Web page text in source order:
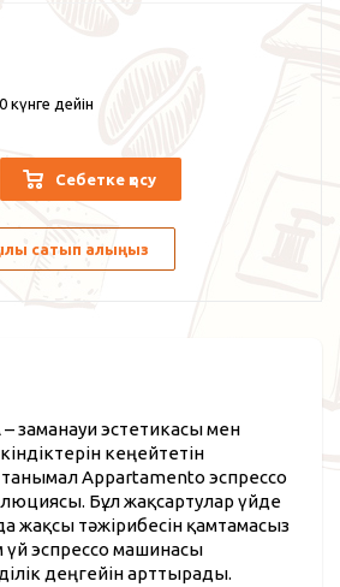
күнге дейін
Себетке қосу
сатып алыңыз
заманауи эстетикасы мен
кеңейтетін
танымал Appartamento эспрессо
Бұл жақсартулар үйде
жақсы тәжірибесін қамтамасыз
үй эспрессо машинасы
деңгейін арттырады.